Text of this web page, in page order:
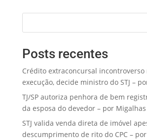
Posts recentes
Crédito extraconcursal incontroverso
execução, decide ministro do STJ –
TJ/SP autoriza penhora de bem
da esposa do devedor – por Migalhas
STJ valida venda direta de imóvel
descumprimento de rito do CPC –